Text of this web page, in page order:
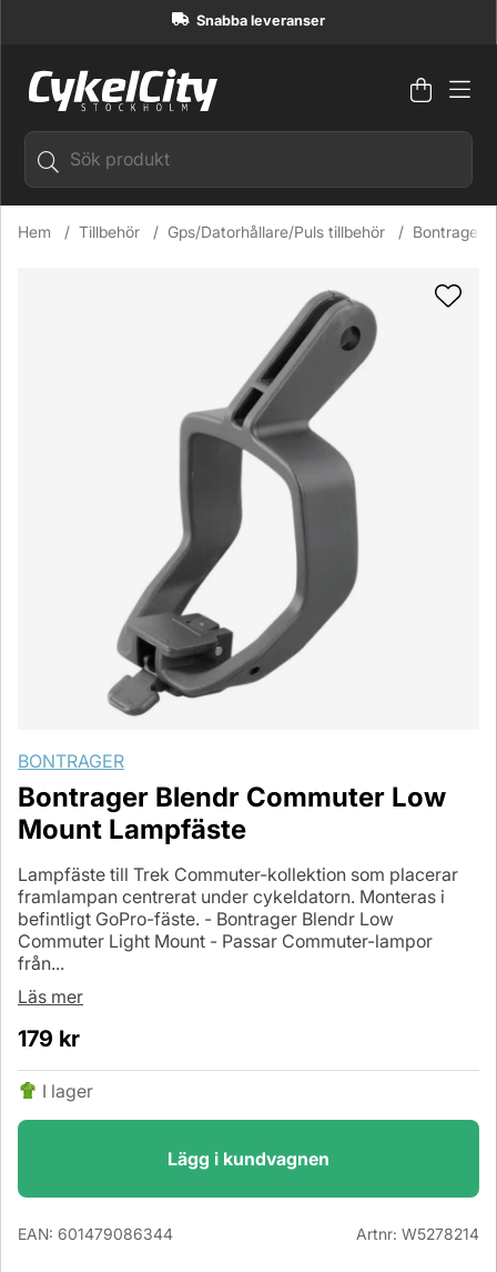
Snabba leveranser
Antal i
.
Hem Tillbehör Gps/Datorhållare/Puls tillbehör Bontrager
Produktbilder Bontrager Blendr Commuter Low Mount
BONTRAGER
Bontrager Blendr Commuter Low
Mount Lampfäste
Lampfäste till Trek Commuter-kollektion som placerar
framlampan centrerat under cykeldatorn. Monteras i
befintligt GoPro-fäste. - Bontrager Blendr Low
Commuter Light Mount - Passar Commuter-lampor
från...
Läs mer
179 kr
I lager
Lägg i kundvagnen
EAN: 601479086344 Artnr: W5278214